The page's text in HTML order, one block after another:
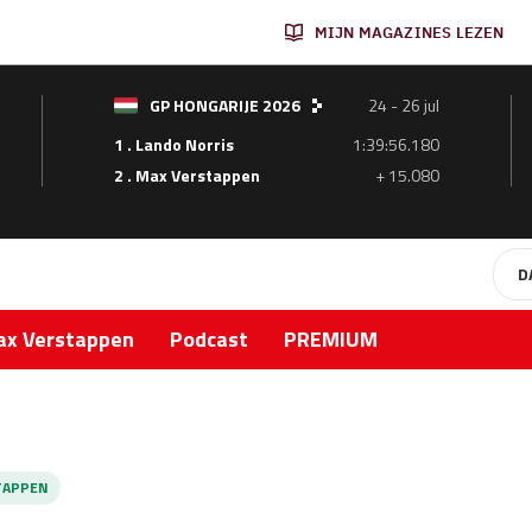
MIJN MAGAZINES LEZEN
GP HONGARIJE 2026
24 - 26 jul
1 . Lando Norris
1:39:56.180
2 . Max Verstappen
+ 15.080
Verstappen Podcast PREMIUM